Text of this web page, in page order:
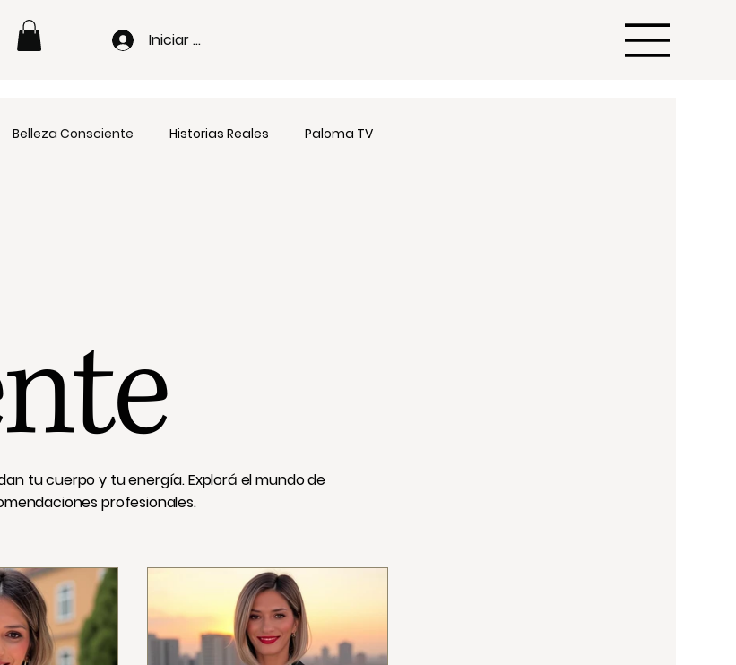
Iniciar sesión
Belleza Consciente Historias Reales Paloma TV
tu cuerpo y tu energía. Explorá el mundo de
profesionales.